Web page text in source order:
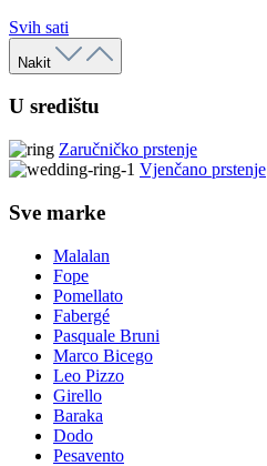
Svih sati
Nakit
U središtu
Zaručničko prstenje
Vjenčano prstenje
Sve marke
Malalan
Fope
Pomellato
Fabergé
Pasquale Bruni
Marco Bicego
Leo Pizzo
Girello
Baraka
Dodo
Pesavento